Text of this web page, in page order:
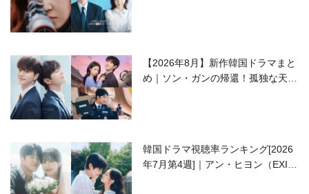
【2026年8月】新作韓国ドラマまと
め｜ソン・ガンの帰還！孤独な天才
韓国ドラマ視聴率ランキング[2026
年7月第4週]｜アン・ヒヨン（EXID